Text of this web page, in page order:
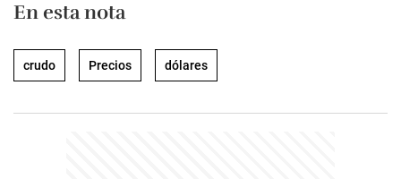
En esta nota
crudo Precios dólares